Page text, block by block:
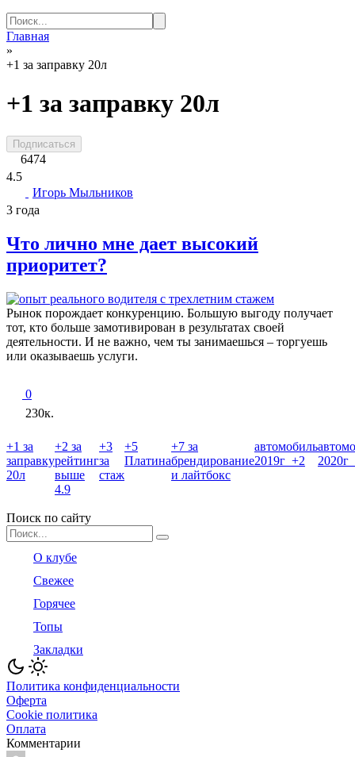
Search
for:
Главная
»
+1 за заправку 20л
+1 за заправку 20л
Подписаться
6474
4.5
Игорь Мыльников
3 года
Что лично мне дает высокий
приоритет?
Рынок порождает конкуренцию. Большую выгоду получает
тот, кто больше замотивирован в результатах своей
деятельности. И не важно, чем ты занимаешься – торгуешь
или оказываешь услуги.
0
230к.
+1 за
заправку
20л
+2 за
рейтинг
выше
4.9
+3
за
стаж
+5
Платина
+7 за
брендирование
и лайтбокс
автомобиль
2019г +2
2020г
Поиск по сайту
Search
for:
О клубе
Свежее
Горячее
Топы
Закладки
Политика конфиденциальности
Оферта
Cookie политика
Оплата
Комментарии